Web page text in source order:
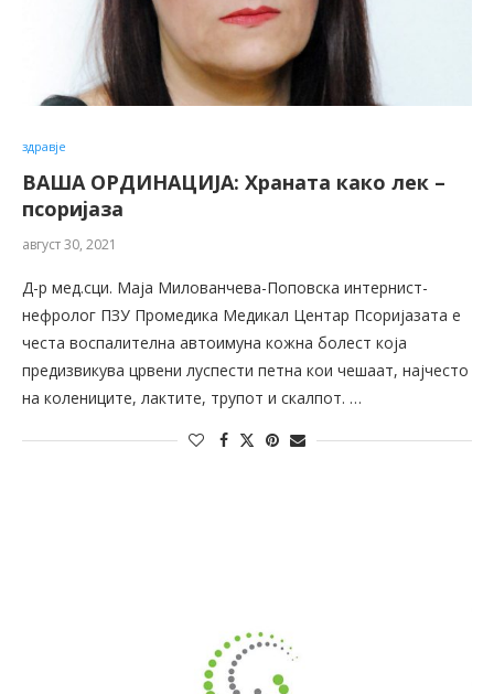
здравје
ВАША ОРДИНАЦИЈА: Храната како лек –
псоријаза
август 30, 2021
Д-р мед.сци. Маја Милованчева-Поповска интернист-
нефролог ПЗУ Промедика Медикал Центар Псоријазата е
честа воспалителна автоимуна кожна болест која
предизвикува црвени луспести петна кои чешаат, најчесто
на колениците, лактите, трупот и скалпот. …